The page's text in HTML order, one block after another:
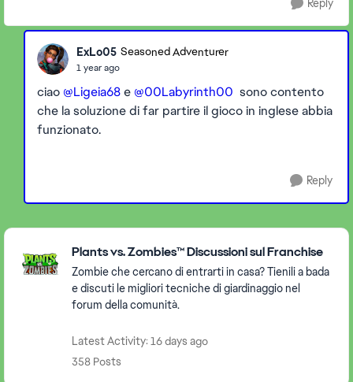
Reply
ExLo05 Seasoned Adventurer
1 year ago
ciao @Ligeia68e @00Labyrinth00 sono contento
che la soluzione di far partire il gioco in inglese abbia
funzionato.
Reply
Featured Places
Plants vs. Zombies™ Discussioni sul Franchise
Zombie che cercano di entrarti in casa? Tienili a bada
e discuti le migliori tecniche di giardinaggio nel
forum della comunità.
Latest Activity: 16 days ago
358 Posts